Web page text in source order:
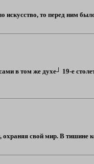
то перед ним
в том же духе┘ 19-е
охраняя свой мир. В